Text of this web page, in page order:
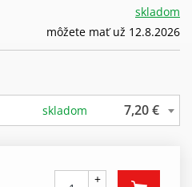
skladom
môžete mať už 12.8.2026
skladom 7,20 €
+